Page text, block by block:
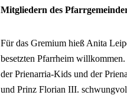
Mitgliedern des
Für das Gremium hieß Anita
besetzten Pfarrheim
der Prienarria-Kids und der
und Prinz Florian III.